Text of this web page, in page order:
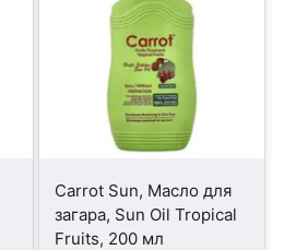
Carrot Sun, Масло для
загара, Sun Oil Tropical
Fruits, 200 мл